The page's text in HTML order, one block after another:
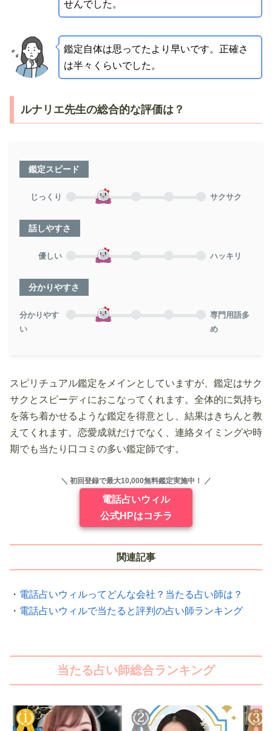
せんでした。
鑑定自体は思ってたより早いです。正確さ
は半々くらいでした。
ルナリエ先生の総合的な評価は？
鑑定スピード
じっくり サクサク
話しやすさ
優しい ハッキリ
分かりやすさ
分かりやす
い
専門用語多
め
スピリチュアル鑑定をメインとしていますが、鑑定はサク
サクとスピーディにおこなってくれます。全体的に気持ち
を落ち着かせるような鑑定を得意とし、結果はきちんと教
えてくれます。恋愛成就だけでなく、連絡タイミングや時
期でも当たり口コミの多い鑑定師です。
＼ 初回登録で最大10,000無料鑑定実施中！ ／
電話占いウィル
公式HPはコチラ
関連記事
・ 電話占いウィルってどんな会社？当たる占い師は？
・ 電話占いウィルで当たると評判の占い師ランキング
当たる占い師総合ランキング